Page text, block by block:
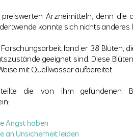
Arzneimitteln, denn die
konnte sich nichts anderes
fand er 38 Blüten,
geeignet sind. Diese
mit Quellwasser aufbereitet.
die von ihm gefundenen
Angst haben
an Unsicherheit leiden